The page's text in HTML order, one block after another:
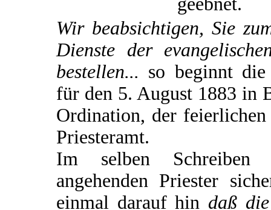
Wir beabsichtigen, Sie
Dienste der
bestellen... so beginnt
für den 5. August 1883 in
Ordination, der
Priesteramt.
Im selben
angehenden Priester
einmal darauf hin daß